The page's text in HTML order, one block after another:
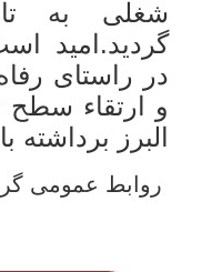
گردید.امید
در راستای
و ارتقاء
البرز برداشته
روابط عمومی